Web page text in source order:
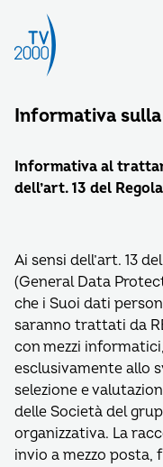
Informativa
Informativa al
dell’art. 13 del
Ai sensi dell’art. 13
(General Data
che i Suoi dati
saranno trattati da
con mezzi
esclusivamente allo
selezione e
delle Società del
organizzativa. La
invio a mezzo posta,